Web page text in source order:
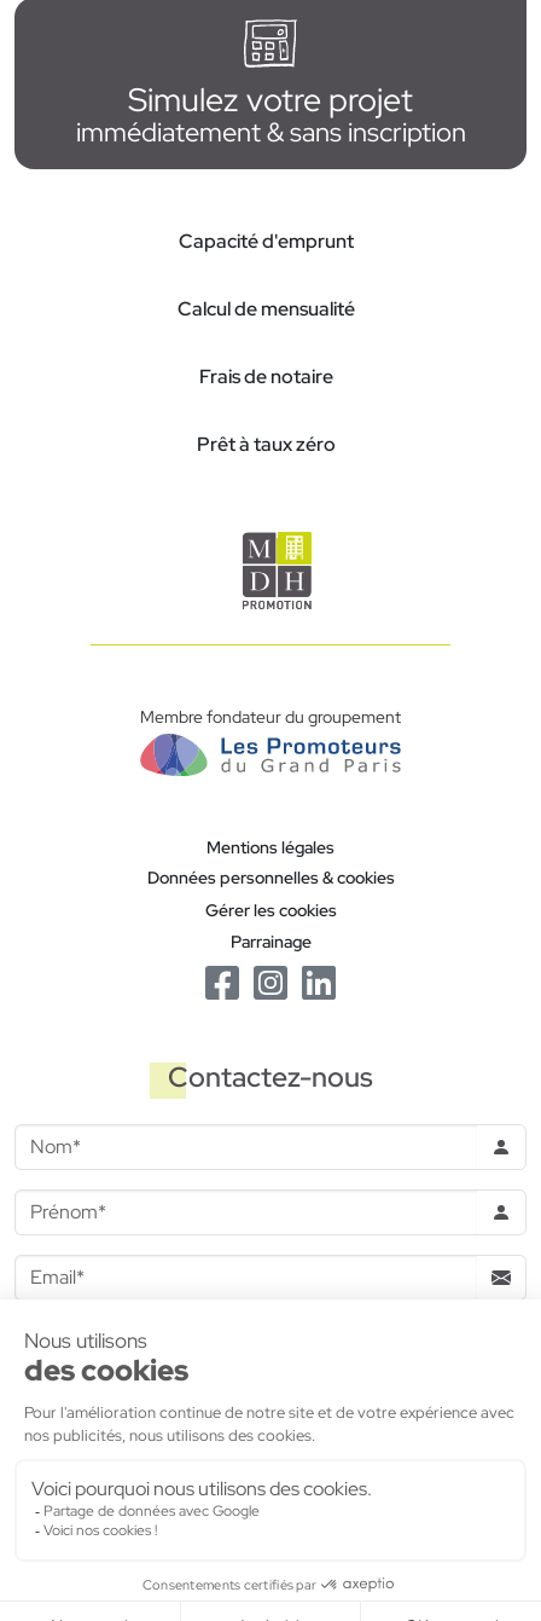
Simulez votre projet
immédiatement & sans inscription
Capacité d'emprunt
Calcul de mensualité
Frais de notaire
Prêt à taux zéro
Membre fondateur du groupement
Mentions légales
Données personnelles & cookies
Gérer les cookies
Parrainage
Contactez-nous
part deMDH Promotion
MDH Promotion- 47, Boulevard Diderot - 75012 PARIS